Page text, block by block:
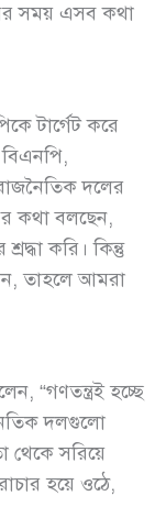
সময় এসব কথা
টার্গেট করে
দলের
কথা বলছেন,
করি। কিন্তু
তাহলে আমরা
“গণতন্ত্রই হচ্ছে
দলগুলো
থেকে সরিয়ে
হয়ে ওঠে,